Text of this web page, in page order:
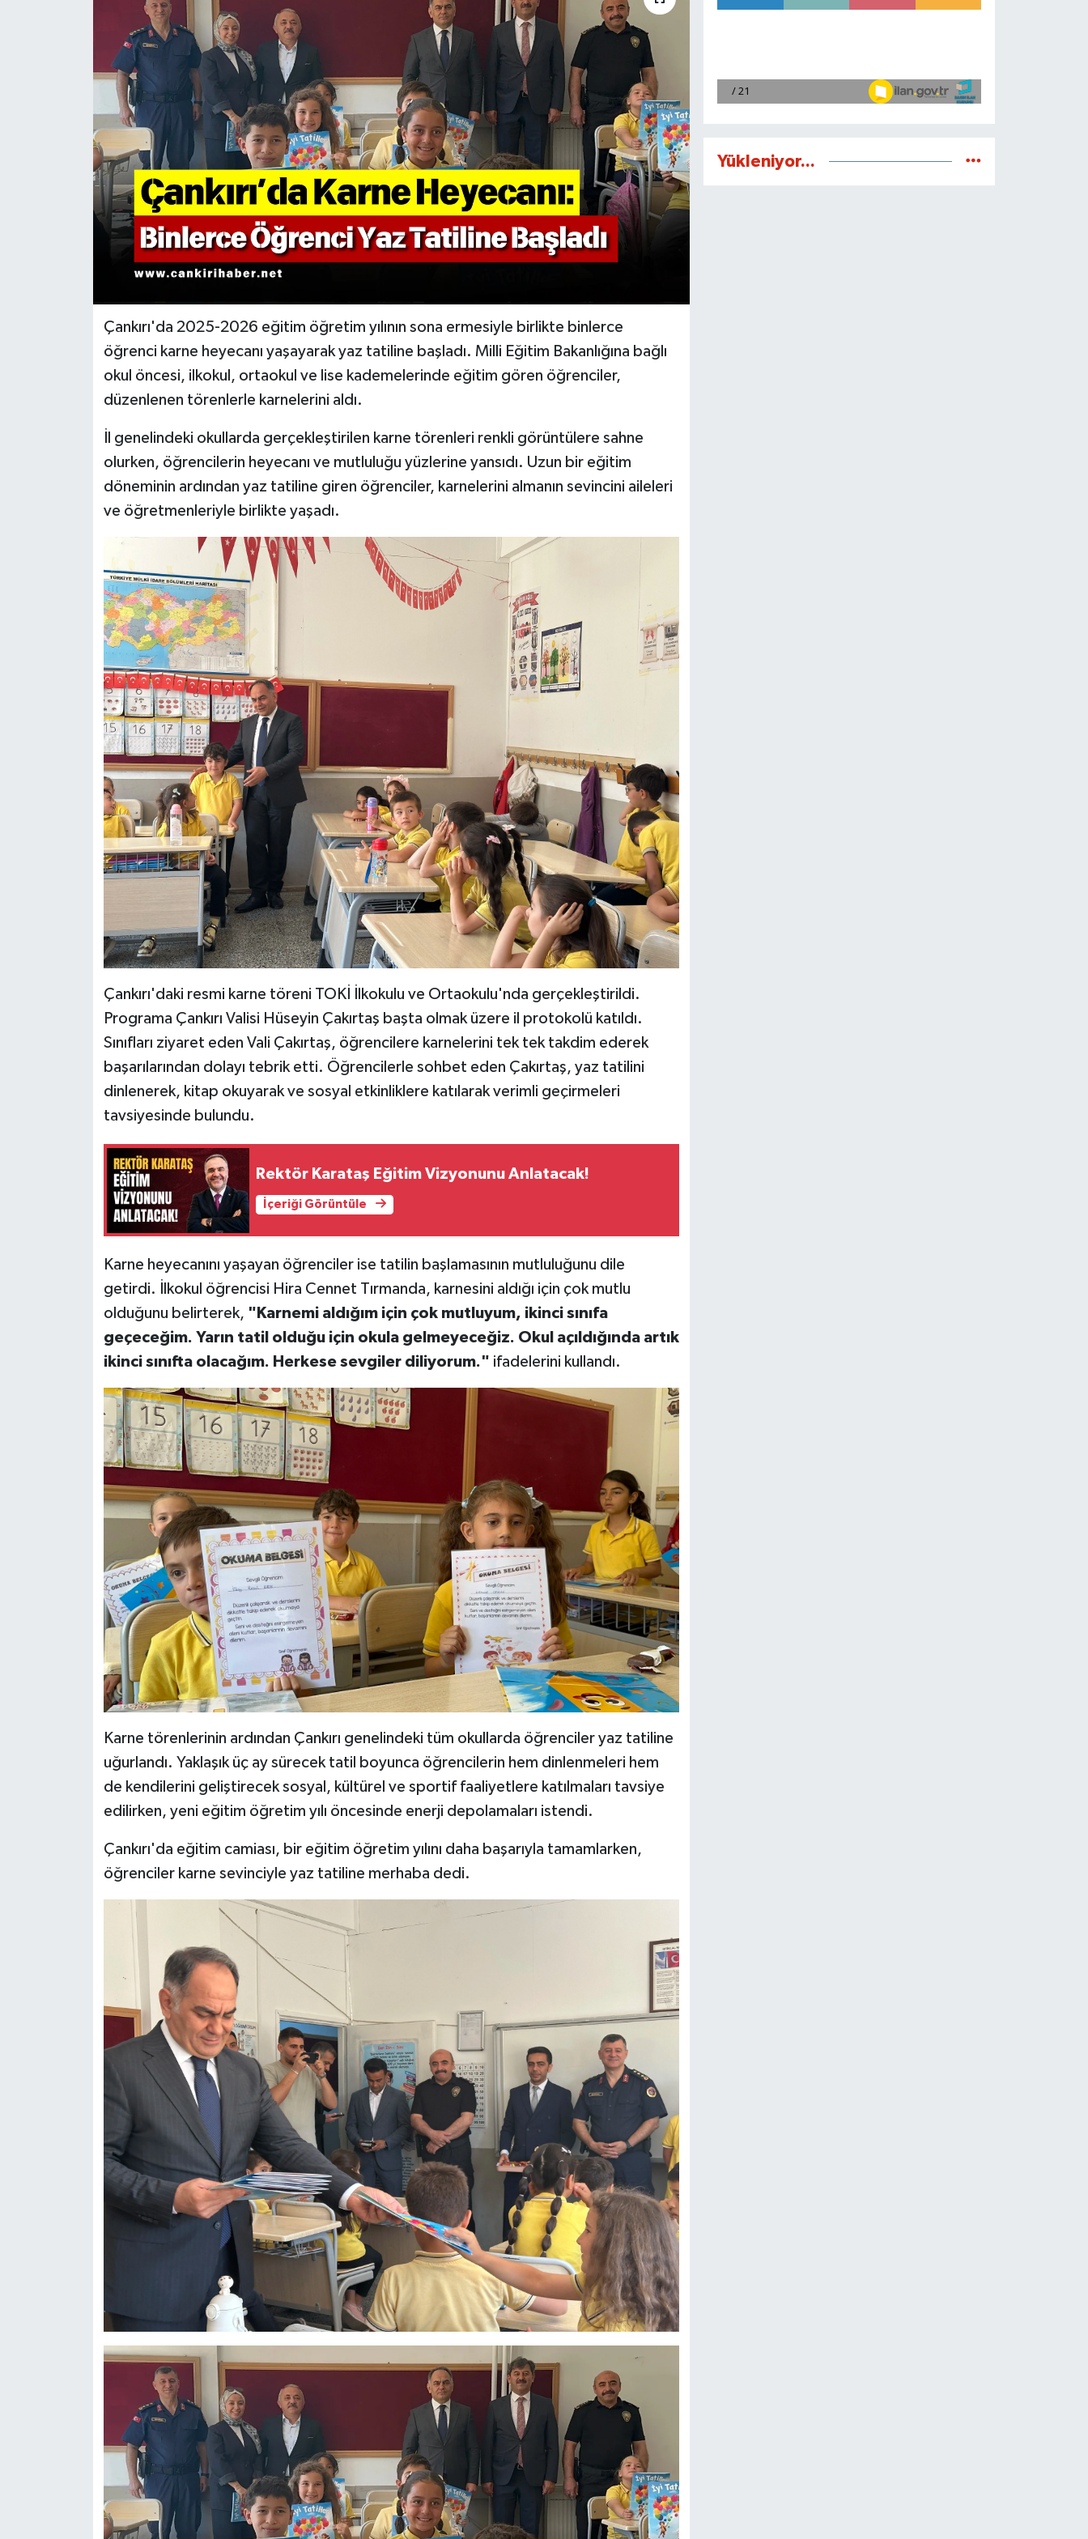
Çankırı'da 2025-2026 eğitim öğretim yılının sona ermesiyle birlikte binlerce
öğrenci karne heyecanı yaşayarak yaz tatiline başladı. Milli Eğitim Bakanlığına bağlı
okul öncesi, ilkokul, ortaokul ve lise kademelerinde eğitim gören öğrenciler,
düzenlenen törenlerle karnelerini aldı.
İl genelindeki okullarda gerçekleştirilen karne törenleri renkli görüntülere sahne
olurken, öğrencilerin heyecanı ve mutluluğu yüzlerine yansıdı. Uzun bir eğitim
döneminin ardından yaz tatiline giren öğrenciler, karnelerini almanın sevincini aileleri
ve öğretmenleriyle birlikte yaşadı.
Çankırı'daki resmi karne töreni TOKİ İlkokulu ve Ortaokulu'nda gerçekleştirildi.
Programa Çankırı Valisi Hüseyin Çakırtaş başta olmak üzere il protokolü katıldı.
Sınıfları ziyaret eden Vali Çakırtaş, öğrencilere karnelerini tek tek takdim ederek
başarılarından dolayı tebrik etti. Öğrencilerle sohbet eden Çakırtaş, yaz tatilini
dinlenerek, kitap okuyarak ve sosyal etkinliklere katılarak verimli geçirmeleri
tavsiyesinde bulundu.
Rektör Karataş Eğitim Vizyonunu Anlatacak!
İçeriği Görüntüle
Karne heyecanını yaşayan öğrenciler ise tatilin başlamasının mutluluğunu dile
getirdi. İlkokul öğrencisi Hira Cennet Tırmanda, karnesini aldığı için çok mutlu
olduğunu belirterek, "Karnemi aldığım için çok mutluyum, ikinci sınıfa
geçeceğim. Yarın tatil olduğu için okula gelmeyeceğiz. Okul açıldığında artık
ikinci sınıfta olacağım. Herkese sevgiler diliyorum." ifadelerini kullandı.
Karne törenlerinin ardından Çankırı genelindeki tüm okullarda öğrenciler yaz tatiline
uğurlandı. Yaklaşık üç ay sürecek tatil boyunca öğrencilerin hem dinlenmeleri hem
de kendilerini geliştirecek sosyal, kültürel ve sportif faaliyetlere katılmaları tavsiye
edilirken, yeni eğitim öğretim yılı öncesinde enerji depolamaları istendi.
Çankırı'da eğitim camiası, bir eğitim öğretim yılını daha başarıyla tamamlarken,
öğrenciler karne sevinciyle yaz tatiline merhaba dedi.
Yükleniyor...
KÜLTÜR SANAT
MAGAZİN
SAĞLIK
SİYASET
TEKNOLOJİ
VİZYONDAKİLER